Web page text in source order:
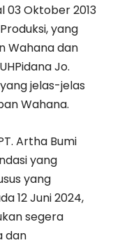
03 Oktober 2013
yang
Wahana dan
Jo.
jelas-jelas
Wahana.
Artha Bumi
yang
yang
12 Juni 2024,
segera
dan